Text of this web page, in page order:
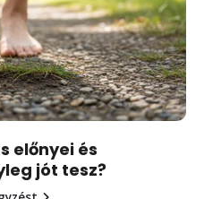
előnyei és
jót tesz?